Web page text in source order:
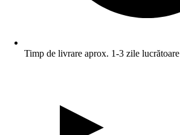
Timp de livrare aprox. 1-3 zile lucrătoare